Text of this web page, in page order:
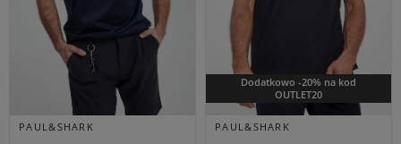
PAUL&SHARK
Dodatkowo -20% na kod
OUTLET20
PAUL&SHARK